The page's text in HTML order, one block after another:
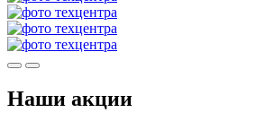
Наши акции